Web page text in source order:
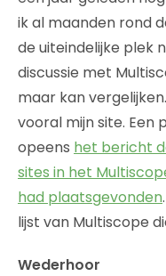
ik al maanden rond
de uiteindelijke plek
discussie met
maar kan
vooral mijn site.
opeens het bericht
sites in het
had plaatsgevonden
lijst van Multiscope
Wederhoor